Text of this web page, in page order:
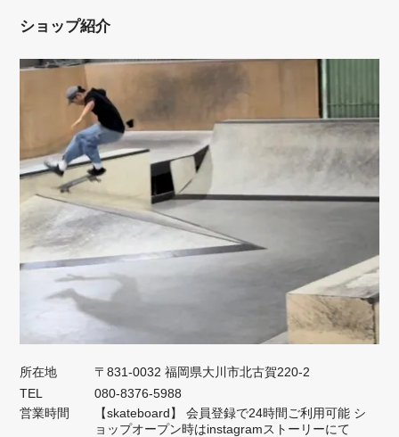
ショップ紹介
所在地
〒831-0032 福岡県大川市北古賀220-2
TEL
080-8376-5988
営業時間
【skateboard】 会員登録で24時間ご利用可能 シ
ョップオープン時はinstagramストーリーにて